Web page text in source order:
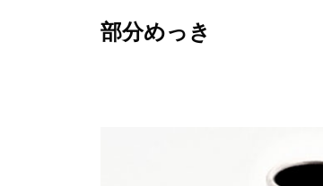
部分めっき